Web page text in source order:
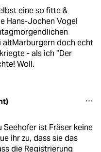
eine so fitte &
Hans-Jochen Vogel
altMarburgern doch echt
- als ich “Der
Woll.
Seehofer ist Fräser keine
ihr zu, dass sie das
die Registrierung